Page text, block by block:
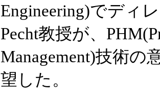
Engineering)でディ
Pecht教授が、
Management)技術
望した。